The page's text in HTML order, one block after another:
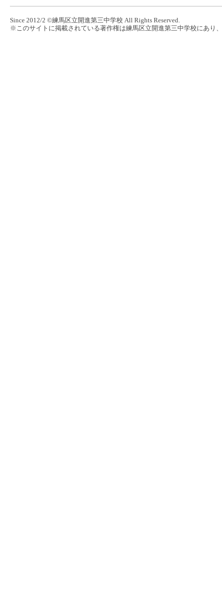
Since 2012/2 ©練馬区立開進第三中学校 All Rights Reserved.
※このサイトに掲載されている著作権は練馬区立開進第三中学校にあり